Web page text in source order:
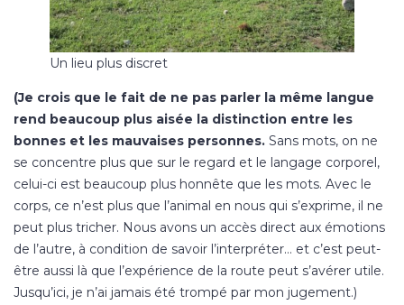
Un lieu plus discret
(Je crois que le fait de ne pas parler la même langue
rend beaucoup plus aisée la distinction entre les
bonnes et les mauvaises personnes. Sans mots, on ne
se concentre plus que sur le regard et le langage corporel,
celui-ci est beaucoup plus honnête que les mots. Avec le
corps, ce n’est plus que l’animal en nous qui s’exprime, il ne
peut plus tricher. Nous avons un accès direct aux émotions
de l’autre, à condition de savoir l’interpréter… et c’est peut-
être aussi là que l’expérience de la route peut s’avérer utile.
Jusqu’ici, je n’ai jamais été trompé par mon jugement.)